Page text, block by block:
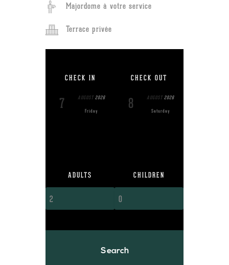
Majordome à votre service
Terrace privée
CHECK IN
7 AUGUST 2026
Friday
CHECK OUT
8 AUGUST 2026
Saturday
ADULTS CHILDREN